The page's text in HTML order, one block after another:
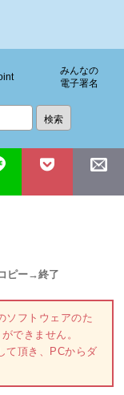
みんなの
電子署名
ピー→終了
ソフトウェアのた
できません。
て頂き、PCからダ